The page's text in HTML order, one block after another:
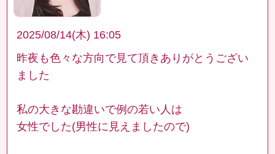
2025/08/14(木) 16:05
昨夜も色々な方向で見て頂きありがとうござい
ました
私の大きな勘違いで例の若い人は
女性でした(男性に見えましたので)